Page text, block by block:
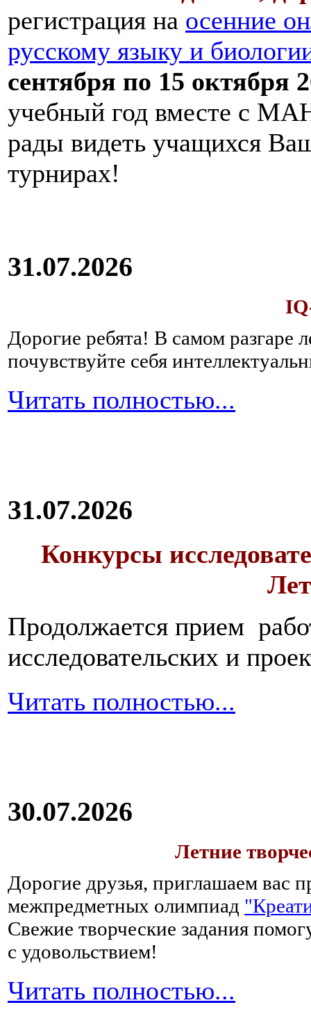
регистрация на осенние
русскому языку и
сентября по 15 октября
учебный год вместе с
рады видеть учащихся
турнирах!
31.07.2026
Дорогие ребята! В самом разгаре
почувствуйте себя
Читать полностью...
31.07.2026
Конкурсы
Продолжается прием
исследовательских и
Читать полностью...
30.07.2026
Летние
Дорогие друзья, приглашаем вас
межпредметных олимпиад
Свежие творческие задания
с удовольствием!
Читать полностью...